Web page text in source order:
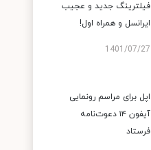
فیلترینگ جدید و عجیب
ایرانسل و همراه اول!
1401/07/27
اپل برای مراسم رونمایی
آیفون ۱۴ دعوت‌نامه
فرستاد